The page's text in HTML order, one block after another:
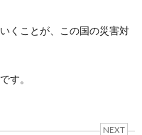
くことが、この国の災害対
す。
NEXT